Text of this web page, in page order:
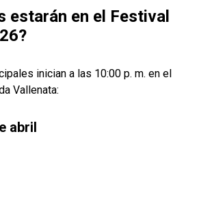
estarán en el Festival
inician a las 10:00 p. m. en el
Vallenata:
abril